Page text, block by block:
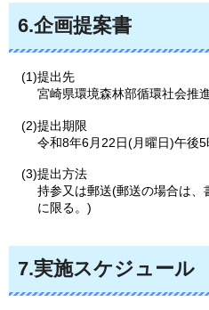
6.企画提案書
(1)提出先
宮崎県環境森林部循環社会推
(2)提出期限
令和8年6月22日(月曜日)午後5
(3)提出方法
持参又は郵送(郵送の場合は
に限る。)
7.実施スケジュール